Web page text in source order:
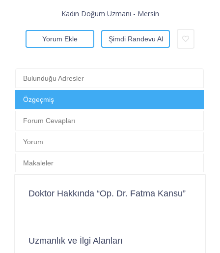
Kadın Doğum Uzmanı - Mersin
Yorum Ekle Şimdi Randevu Al
Bulunduğu Adresler
Özgeçmiş
Forum Cevapları
Yorum
Makaleler
Doktor Hakkında “Op. Dr. Fatma Kansu”
Uzmanlık ve İlgi Alanları